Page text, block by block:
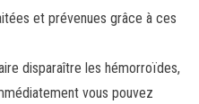
et prévenues grâce à ces
disparaître les hémorroïdes,
vous pouvez